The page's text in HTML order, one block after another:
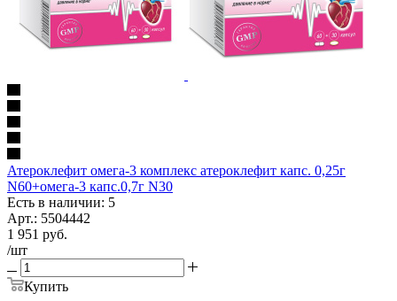
Атероклефит омега-3 комплекс атероклефит капс. 0,25г
N60+омега-3 капс.0,7г N30
Есть в наличии: 5
Арт.: 5504442
1 951 руб.
/шт
Купить